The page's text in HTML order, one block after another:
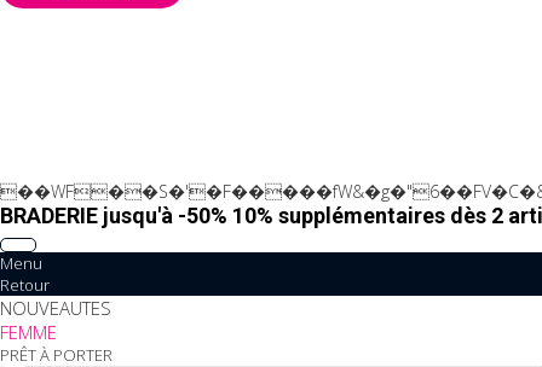
BRADERIE jusqu'à -50% 10% supplémentaires dès 2
Menu
Retour
NOUVEAUTES
FEMME
PRÊT À PORTER